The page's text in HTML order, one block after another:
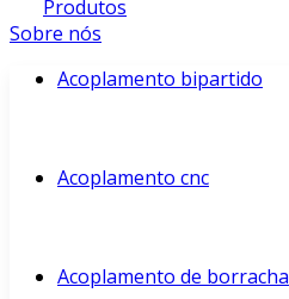
Produtos
Sobre nós
Acoplamento bipartido
Acoplamento cnc
Acoplamento de borracha